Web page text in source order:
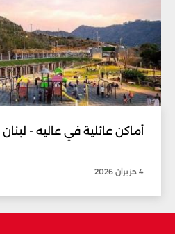
أماكن عائلية في عاليه - لبنان
4 حزيران 2026